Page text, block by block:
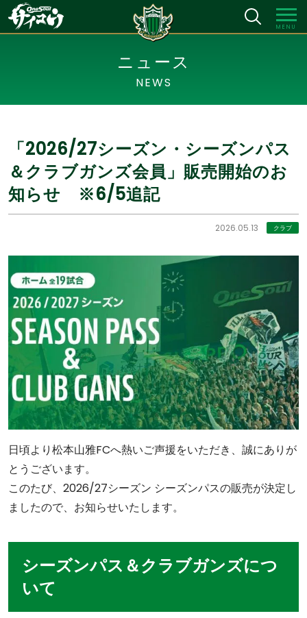
MENU
ニュース
NEWS
「2026/27シーズン・シーズンパス
＆クラブガンズ会員」販売開始のお
知らせ ※6/5追記
2026.05.13 クラブ
日頃より松本山雅FCへ熱いご声援をいただき、誠にありが
とうございます。
このたび、2026/27シーズン シーズンパスの販売が決定し
ましたので、お知らせいたします。
シーズンパス＆クラブガンズにつ
いて